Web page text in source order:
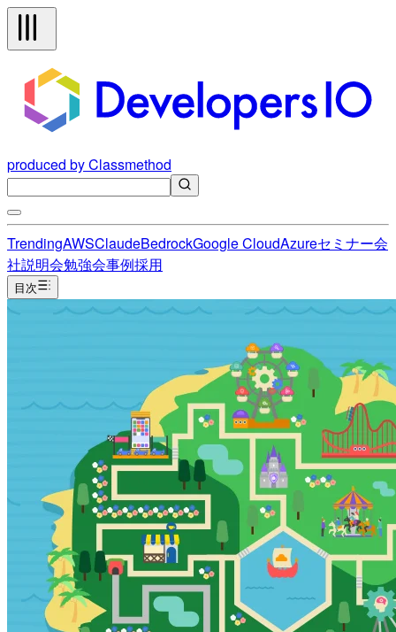
produced by Classmethod
TrendingAWSClaudeBedrockGoogle CloudAzureセミナー会
社説明会勉強会事例採用
目次